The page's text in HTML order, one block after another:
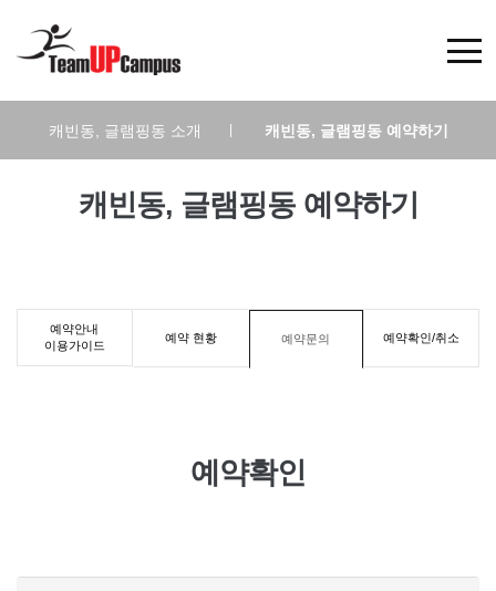
캐빈동, 글램핑동 소개 캐빈동, 글램핑동 예약하기
캐빈동, 글램핑동 예약하기
예약안내
이용가이드
예약 현황 예약문의 예약확인/취소
예약확인